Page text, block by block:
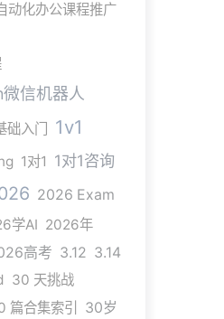
动化办公课程推广
信机器人
础入门 1v1
1对1 1对1咨询
2026 Exam
学AI 2026年
高考 3.12 3.14
30 天挑战
篇合集索引
30岁